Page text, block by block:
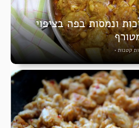
ונמסות בפה בציפוי
קטנות •